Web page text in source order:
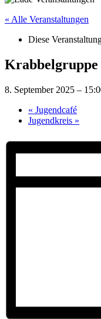
« Alle Veranstaltungen
Diese
Krabbelgruppe
8. September 2025 –
« Jugendcafé
Jugendkreis »